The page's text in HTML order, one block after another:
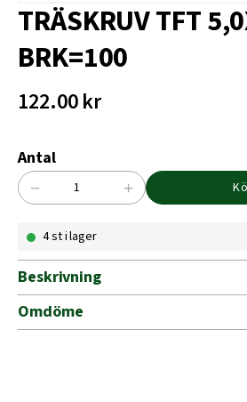
TRÄSKRUV TFT
BRK=100
122.00kr
Antal
TRÄSKRUV
5,0X80
BRK=100
− +
4 st i lager
Beskrivning
Omdöme